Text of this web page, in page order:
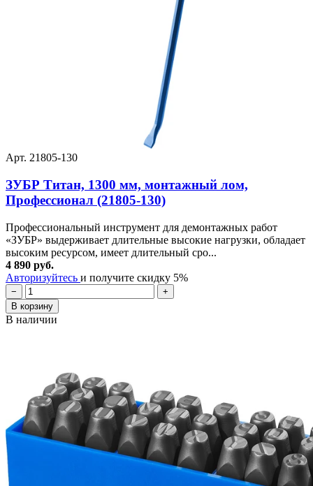
Арт. 21805-130
ЗУБР Титан, 1300 мм, монтажный лом,
Профессионал (21805-130)
Профессиональный инструмент для демонтажных работ
«ЗУБР» выдерживает длительные высокие нагрузки, обладает
высоким ресурсом, имеет длительный сро...
4 890 руб.
Авторизуйтесь и получите скидку 5%
−
+
В корзину
В наличии